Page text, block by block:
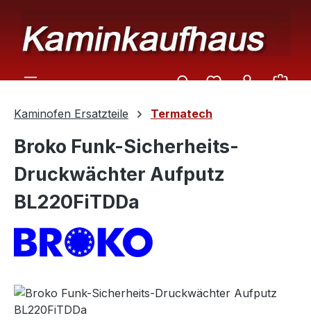
Kaminofen Ersatzteile Termatech
Broko Funk-Sicherheits-
Druckwächter Aufputz
BL220FiTDDa
Bildergalerie überspringen